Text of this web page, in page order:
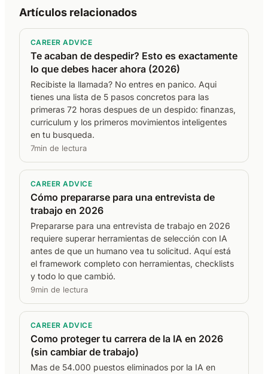
Artículos relacionados
CAREER ADVICE
Te acaban de despedir? Esto es exactamente
lo que debes hacer ahora (2026)
Recibiste la llamada? No entres en panico. Aqui
tienes una lista de 5 pasos concretos para las
primeras 72 horas despues de un despido: finanzas,
curriculum y los primeros movimientos inteligentes
en tu busqueda.
7min de lectura
CAREER ADVICE
Cómo prepararse para una entrevista de
trabajo en 2026
Prepararse para una entrevista de trabajo en 2026
requiere superar herramientas de selección con IA
antes de que un humano vea tu solicitud. Aquí está
el framework completo con herramientas, checklists
y todo lo que cambió.
9min de lectura
CAREER ADVICE
Como proteger tu carrera de la IA en 2026
(sin cambiar de trabajo)
Mas de 54.000 puestos eliminados por la IA en